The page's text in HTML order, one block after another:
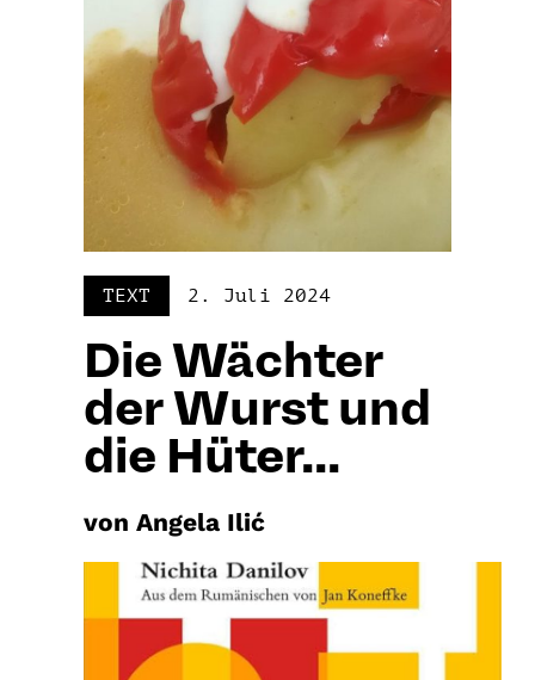
TEXT 2. Juli 2024
Die Wächter
der Wurst und
die Hüter...
von Angela Ilić